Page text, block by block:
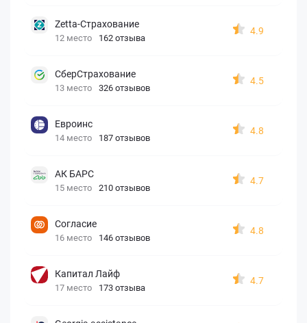
Zetta-Страхование
12 место 162 отзыва
4.9
СберСтрахование
13 место 326 отзывов
4.5
Евроинс
14 место 187 отзывов
4.8
АК БАРС
15 место 210 отзывов
4.7
Согласие
16 место 146 отзывов
4.8
Капитал Лайф
17 место 173 отзыва
4.7